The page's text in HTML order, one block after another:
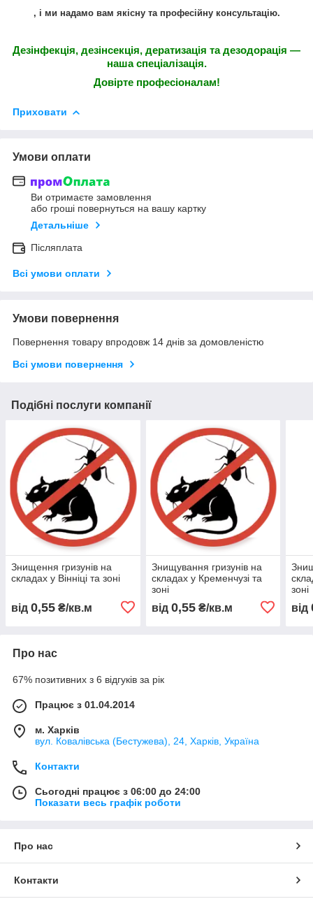
, і ми надамо вам якісну та професійну консультацію.
Дезінфекція, дезінсекція, дератизація та дезодорація —
наша спеціалізація.
Довірте професіоналам!
Приховати
Умови оплати
Ви отримаєте замовлення
або гроші повернуться на вашу картку
Детальніше
Післяплата
Всі умови оплати
Умови повернення
Повернення товару впродовж 14 днів за домовленістю
Всі умови повернення
Подібні послуги компанії
Знищення гризунів на
складах у Вінніці та зоні
від 0,55 ₴/кв.м
Знищування гризунів на
складах у Кременчузі та
зоні
від 0,55₴/кв.м
зоні
від
Про нас
67% позитивних з 6 відгуків за рік
Працює з 01.04.2014
м. Харків
вул. Ковалівська (Бестужева), 24, Харків, Україна
Контакти
Сьогодні працює з 06:00 до 24:00
Показати весь графік роботи
Про нас
Контакти